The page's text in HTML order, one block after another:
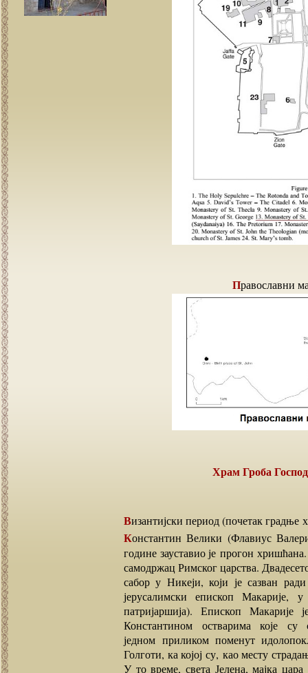
Православни
Храм Гроба
Византијски период (почетак градње
Константин Велики (Флавиус Валериус Цонстантинус) својим Миланским едиктом 313.
године зауставио је прогон
самодржац Римског царства.
сабор у Никеји, који је сазван
јерусалимски епископ Макарије,
патријаршија). Епископ Макарије
Константином остварима које
једном приликом поменут
Голготи, ка којој су, као месту
У то време, света Јелена, мајка